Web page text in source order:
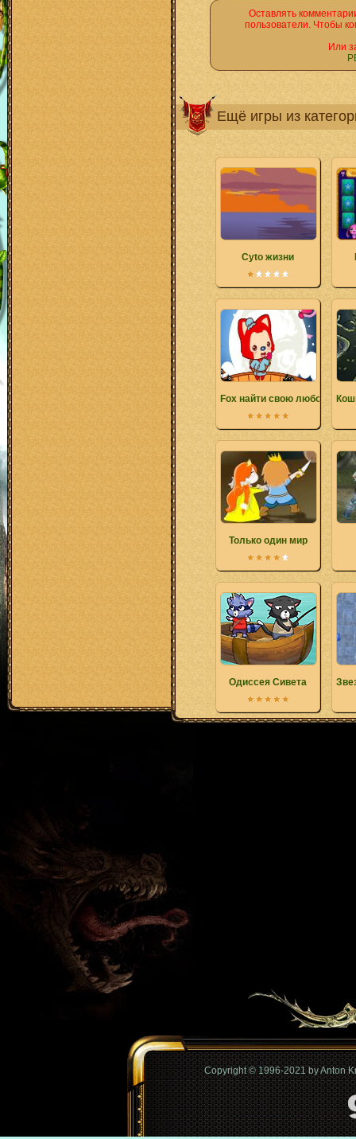
Оставлять
пользователи. Чтобы
Или
Ещё игры из
Cyto жизни
Fox найти свою любовь
Только один мир
Одиссея Сивета
Copyright © 1996-2021 by Anton